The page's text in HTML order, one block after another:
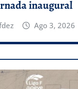
inaugural
Ago 3, 2026